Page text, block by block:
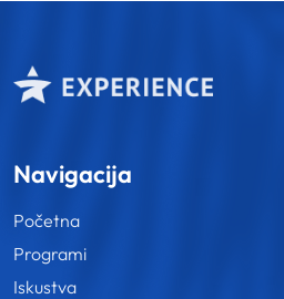
Navigacija
Početna
Programi
Iskustva